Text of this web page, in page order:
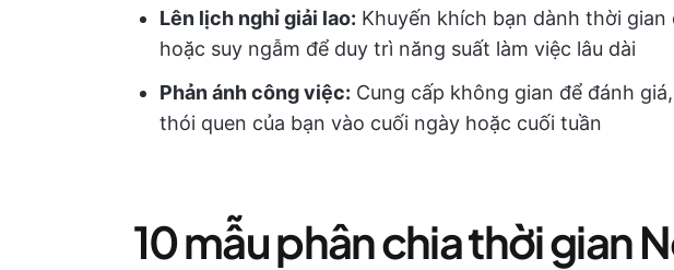
Lên lịch nghỉ giải lao: Khuyến khích bạn dành thời
hoặc suy ngẫm để duy trì năng suất làm việc lâu dài
Phản ánh công việc: Cung cấp không gian để đánh
thói quen của bạn vào cuối ngày hoặc cuối tuần
10 mẫu phân chia thời gian